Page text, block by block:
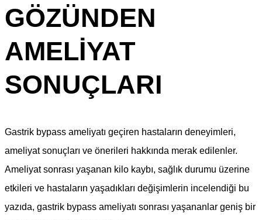
GÖZÜNDEN
AMELIYAT
SONUÇLARI
Gastrik bypass ameliyatı geçiren hastaların deneyimleri,
ameliyat sonuçları ve önerileri hakkında merak edilenler.
Ameliyat sonrası yaşanan kilo kaybı, sağlık durumu üzerine
etkileri ve hastaların yaşadıkları değişimlerin incelendiği bu
yazıda, gastrik bypass ameliyatı sonrası yaşananlar geniş bir